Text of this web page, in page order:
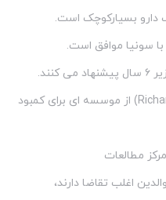
دارو بسیارکوچک است.
سونیا موافق است.
پروفسور ریچارد گالاگر (Richard Gallagher) از موسسه ای برای کمبود
مطالعات
اغلب تقاضا دارند،